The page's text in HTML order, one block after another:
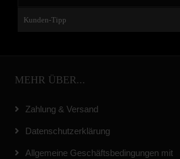
Kunden-Tipp
MEHR ÜBER...
Zahlung & Versand
Datenschutzerklärung
Allgemeine Geschäftsbedingungen mit